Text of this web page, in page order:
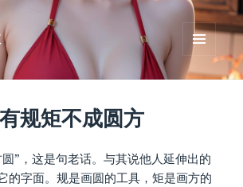
菜单和
挂件
规矩不成圆方
”，这是句老话。与其说他人延伸出的
的字面。规是画圆的工具，矩是画方的